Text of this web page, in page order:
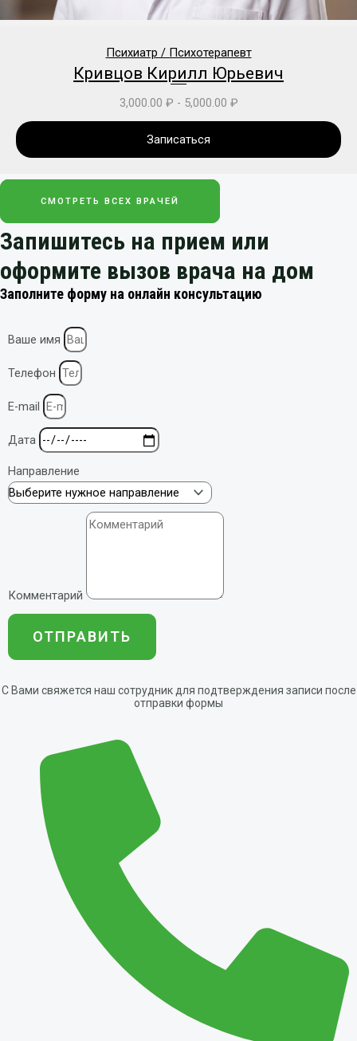
Психиатр / Психотерапевт
Кривцов Кирилл Юрьевич
3,000.00 ₽ - 5,000.00 ₽
Записаться
СМОТРЕТЬ ВСЕХ ВРАЧЕЙ
Запишитесь на прием или
оформите вызов врача на дом
Заполните форму на онлайн консультацию
Ваше имя
Телефон
E-mail
Дата
Направление
Комментарий
ОТПРАВИТЬ
С Вами свяжется наш сотрудник для подтверждения записи после
отправки формы